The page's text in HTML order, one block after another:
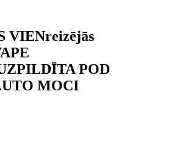
VIENreizējās
POD
MOCI